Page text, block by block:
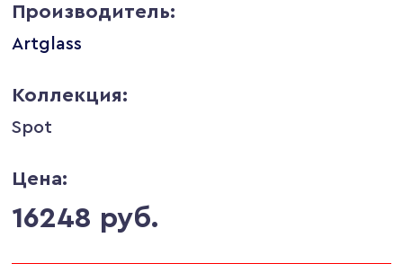
Производитель:
Artglass
Коллекция:
Spot
Цена:
16248 руб.